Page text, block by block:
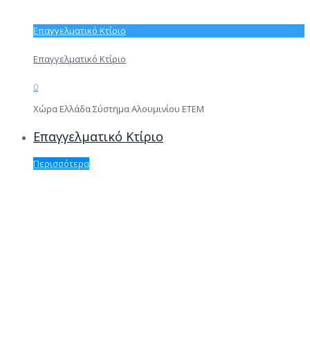
Επαγγελματικό Κτίριο
Επαγγελματικό Κτίριο
0
Χώρα Ελλάδα Σύστημα Αλουμινίου ΕΤΕΜ
Επαγγελματικό Κτίριο
Περισσότερα